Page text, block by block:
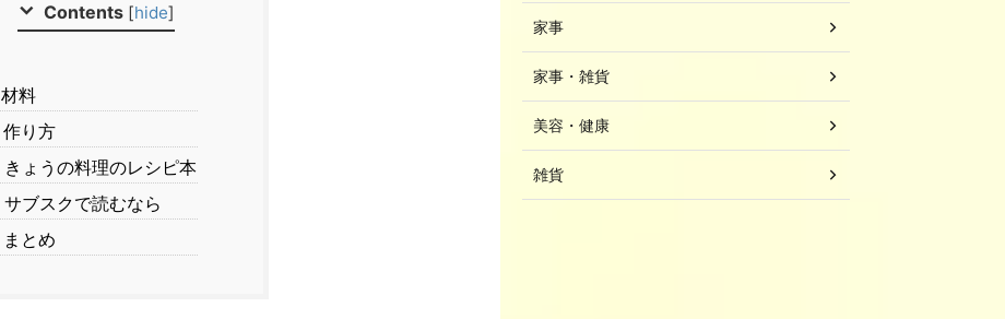
Contents [hide]
材料
作り方
きょうの料理のレシピ本
サブスクで読むなら
まとめ
家事
家事・雑貨
美容・健康
雑貨